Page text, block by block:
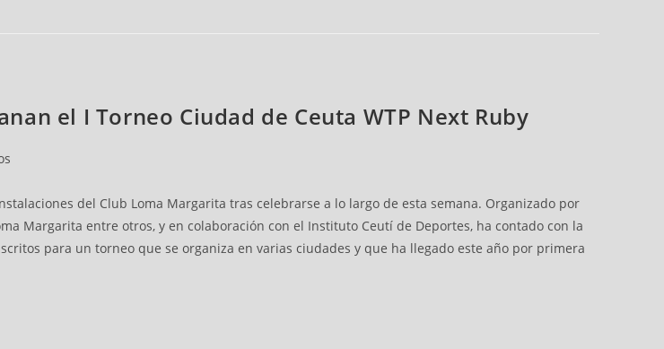
el I Torneo Ciudad de Ceuta WTP Next Ruby
del Club Loma Margarita tras celebrarse a lo largo de esta semana. Organizado por
Margarita entre otros, y en colaboración con el Instituto Ceutí de Deportes, ha contado con la
para un torneo que se organiza en varias ciudades y que ha llegado este año por primera